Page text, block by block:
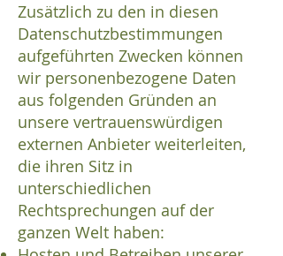
Zusätzlich zu den in diesen
Datenschutzbestimmungen
aufgeführten Zwecken können
wir personenbezogene Daten
aus folgenden Gründen an
unsere vertrauenswürdigen
externen Anbieter weiterleiten,
die ihren Sitz in
unterschiedlichen
Rechtsprechungen auf der
ganzen Welt haben: